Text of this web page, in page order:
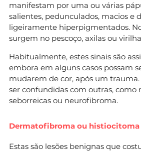
manifestam por uma ou várias
salientes, pedunculados, macios e
ligeiramente hiperpigmentados.
surgem no pescoço, axilas ou
Habitualmente, estes sinais são
embora em alguns casos possam
mudarem de cor, após um trauma.
ser confundidas com outras, como
seborreicas ou neurofibroma.
Dermatofibroma ou
Estas são lesões benignas que